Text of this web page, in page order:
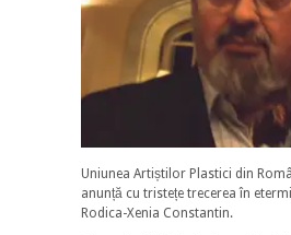
Uniunea Artiștilor Plastici din
anunță cu tristețe trecerea în
Rodica-Xenia Constantin.